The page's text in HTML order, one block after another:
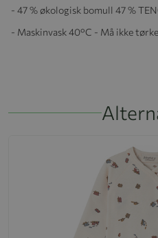
- 47 % økologisk bomull 47 %
- Maskinvask 40°C - Må ikke